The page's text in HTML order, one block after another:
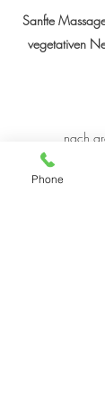
Sanfte
vegetativen
nach
Phone